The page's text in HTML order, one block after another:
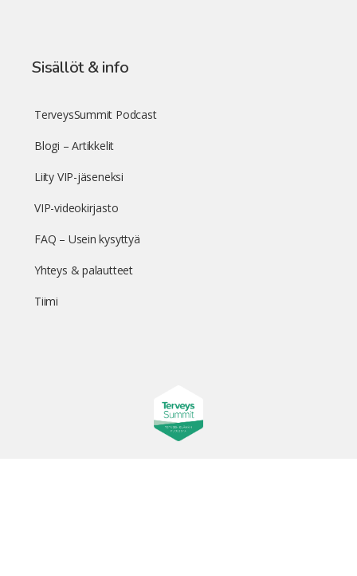
Sisällöt & info
TerveysSummit Podcast
Blogi – Artikkelit
Liity VIP-jäseneksi
VIP-videokirjasto
FAQ – Usein kysyttyä
Yhteys & palautteet
Tiimi